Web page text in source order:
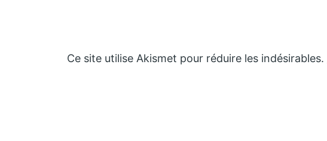
Ce site utilise Akismet pour réduire les indésirables.